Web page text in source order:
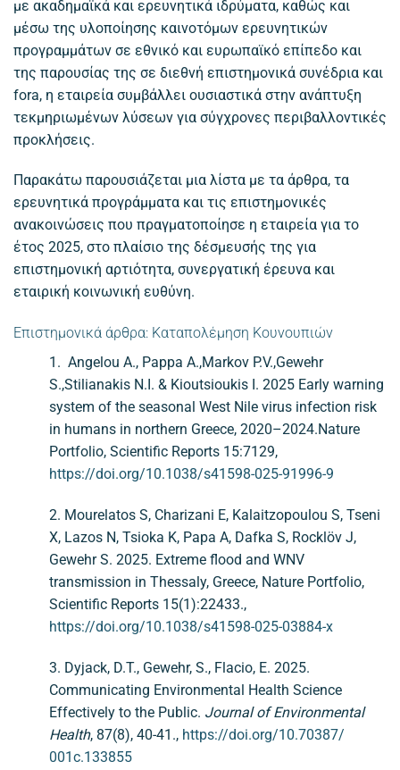
με ακαδημαϊκά και ερευνητικά ιδρύματα, καθώς και
μέσω της υλοποίησης καινοτόμων ερευνητικών
προγραμμάτων σε εθνικό και ευρωπαϊκό επίπεδο και
της παρουσίας της σε διεθνή επιστημονικά συνέδρια και
fora, η εταιρεία συμβάλλει ουσιαστικά στην ανάπτυξη
τεκμηριωμένων λύσεων για σύγχρονες περιβαλλοντικές
προκλήσεις.
Παρακάτω παρουσιάζεται μια λίστα με τα άρθρα, τα
ερευνητικά προγράμματα και τις επιστημονικές
ανακοινώσεις που πραγματοποίησε η εταιρεία για το
έτος 2025, στο πλαίσιο της δέσμευσής της για
επιστημονική αρτιότητα, συνεργατική έρευνα και
εταιρική κοινωνική ευθύνη.
Επιστημονικά άρθρα: Καταπολέμηση Κουνουπιών
1. Angelou A., Pappa A.,Markov P.V.,Gewehr
S.,Stilianakis N.I. & Kioutsioukis I. 2025 Early warning
system of the seasonal West Nile virus infection risk
in humans in northern Greece, 2020–2024.Nature
Portfolio, Scientific Reports 15:7129,
https://doi.org/10.1038/s41598-025-91996-9
2. Mourelatos S, Charizani E, Kalaitzopoulou S, Tseni
X, Lazos N, Tsioka K, Papa A, Dafka S, Rocklöv J,
Gewehr S. 2025. Extreme flood and WNV
transmission in Thessaly, Greece, Nature Portfolio,
Scientific Reports 15(1):22433.,
https://doi.org/10.1038/s41598-025-03884-x
3. Dyjack, D.T., Gewehr, S., Flacio, E. 2025.
Communicating Environmental Health Science
Effectively to the Public. Journal of Environmental
Health, 87(8), 40-41., https:/​/​doi.org/​10.70387/​
001c.133855